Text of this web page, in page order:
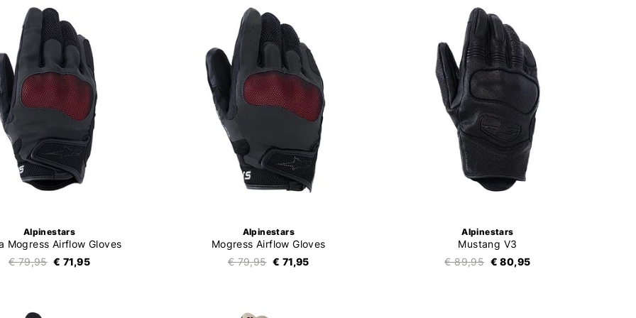
Alpinestars
Mogress Airflow Gloves
€ 79,95 € 71,95
Alpinestars
Mogress Airflow Gloves
€ 79,95 € 71,95
Alpinestars
Mustang V3
€ 89,95 € 80,95